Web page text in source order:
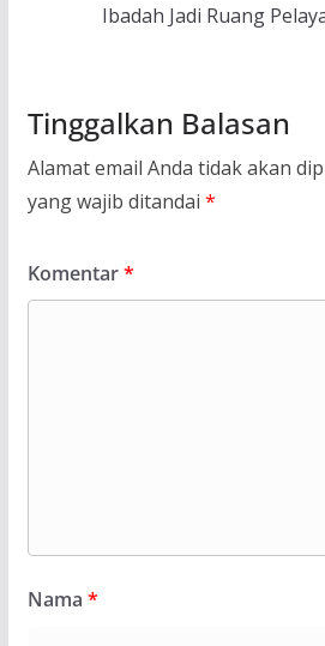
Ibadah Jadi Ruang
Tinggalkan Balasan
Alamat email Anda tidak akan
yang wajib ditandai *
Komentar*
Nama *